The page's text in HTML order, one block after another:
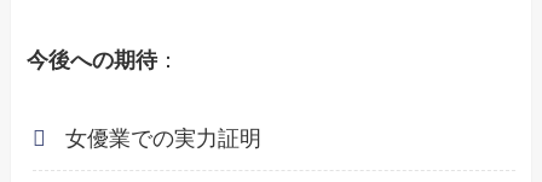
今後への期待：
女優業での実力証明